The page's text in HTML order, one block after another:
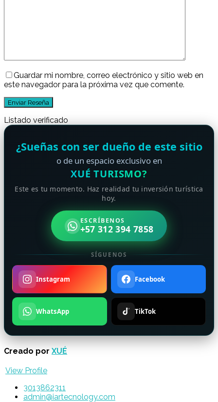
Guardar mi nombre, correo electrónico y sitio web en
este navegador para la próxima vez que comente.
Listado verificado
¿Sueñas con ser dueño de este sitio
o de un espacio exclusivo en
XUÉ TURISMO?
Este es tu momento. Haz realidad tu inversión turística
hoy.
ESCRÍBENOS
+57 312 394 7858
SÍGUENOS
Instagram Facebook
WhatsApp TikTok
Creado por XUÉ
View Profile
3013862311
admin@iartecnology.com